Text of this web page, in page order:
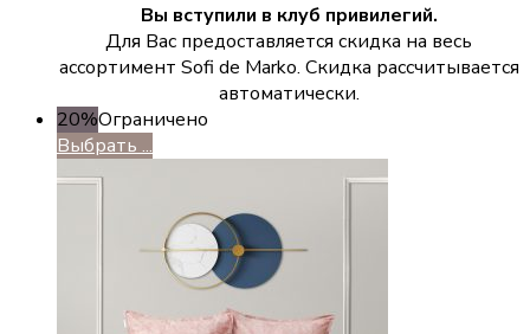
Вы вступили в клуб привилегий.
Для Вас предоставляется скидка на весь
ассортимент Sofi de Marko. Скидка рассчитывается
автоматически.
20%Ограничено
Выбрать ...